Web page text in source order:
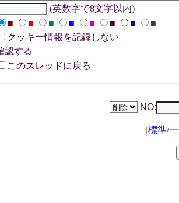
(英数字で8文字以内)
■ ■ ■ ■ ■ ■ ■
■
クッキー情報を記録しない
認する
このスレッドに戻る
NO:
[標準/